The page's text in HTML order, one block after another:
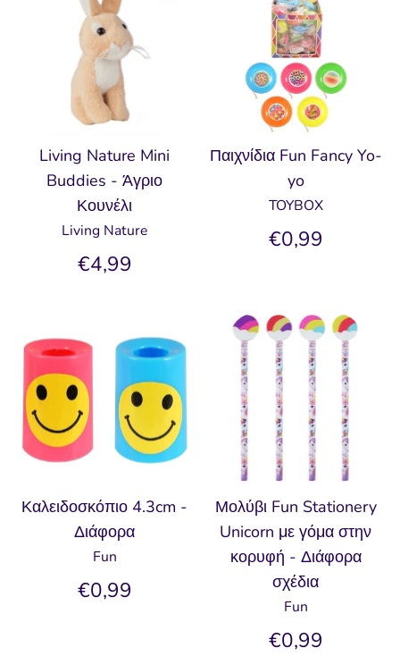
Living Nature Mini
Buddies - Άγριο
Κουνέλι
Living Nature
€4,99
Παιχνίδια Fun Fancy Yo-
yo
TOYBOX
€0,99
Καλειδοσκόπιο 4.3cm -
Διάφορα
Fun
€0,99
Μολύβι Fun Stationery
Unicorn με γόμα στην
κορυφή - Διάφορα
σχέδια
Fun
€0,99